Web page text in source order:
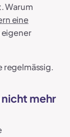
Warum
eine
regelmässig.
mehr